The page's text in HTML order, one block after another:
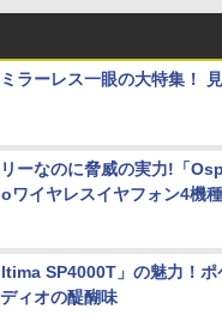
ラーレス一眼の大特集！
ーなのに脅威の実力!「
ワイヤレスイヤフォン4機
SP4000T」の魅力！ポ
ィオの醍醐味